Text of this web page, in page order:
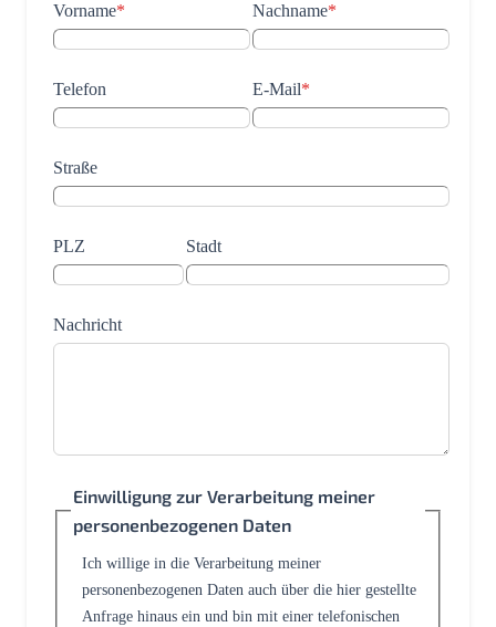
Vorname* Nachname*
Telefon E-Mail*
Straße
PLZ Stadt
Nachricht
Einwilligung zur Verarbeitung meiner
personenbezogenen Daten
Ich willige in die Verarbeitung meiner
personenbezogenen Daten auch über die hier gestellte
Anfrage hinaus ein und bin mit einer telefonischen